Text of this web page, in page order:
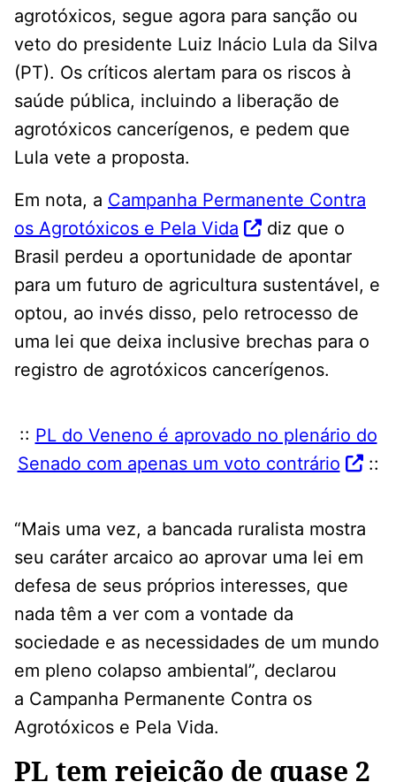
agrotóxicos, segue agora para sanção ou
veto do presidente Luiz Inácio Lula da Silva
(PT). Os críticos alertam para os riscos à
saúde pública, incluindo a liberação de
agrotóxicos cancerígenos, e pedem que
Lula vete a proposta.
Em nota, a Campanha Permanente Contra
os Agrotóxicos e Pela Vida
diz que o
Brasil perdeu a oportunidade de apontar
para um futuro de agricultura sustentável, e
optou, ao invés disso, pelo retrocesso de
uma lei que deixa inclusive brechas para o
registro de agrotóxicos cancerígenos.
:: PL do Veneno é aprovado no plenário do
Senado com apenas um voto contrário
::
“Mais uma vez, a bancada ruralista mostra
seu caráter arcaico ao aprovar uma lei em
defesa de seus próprios interesses, que
nada têm a ver com a vontade da
sociedade e as necessidades de um mundo
em pleno colapso ambiental”, declarou
a Campanha Permanente Contra os
Agrotóxicos e Pela Vida.
PL tem rejeição de quase 2